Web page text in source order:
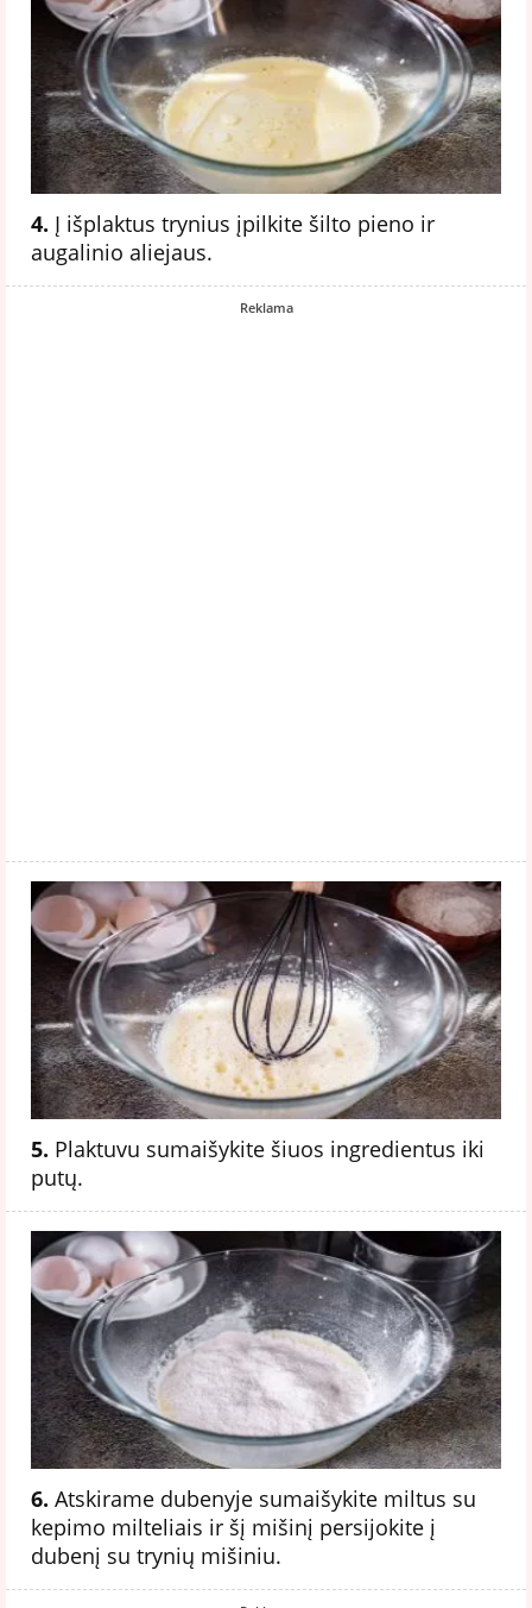
4. Į išplaktus trynius įpilkite šilto pieno ir
augalinio aliejaus.
Reklama
5. Plaktuvu sumaišykite šiuos ingredientus iki
putų.
6. Atskirame dubenyje sumaišykite miltus su
kepimo milteliais ir šį mišinį persijokite į
dubenį su trynių mišiniu.